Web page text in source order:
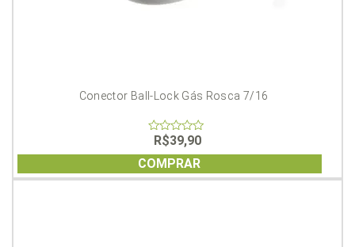
Conector Ball-Lock Gás Rosca 7/16
of
5
R$39,90
COMPRAR